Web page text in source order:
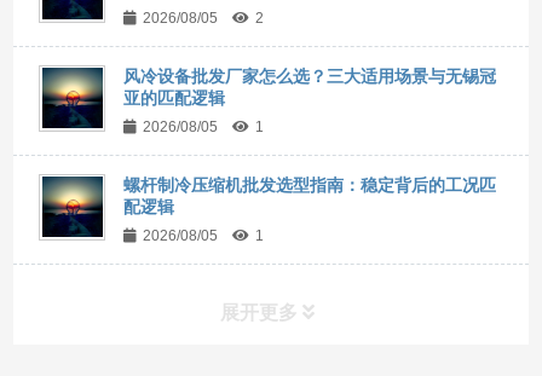
2026/08/05 2
风冷设备批发厂家怎么选？三大适用场景与无锡冠
亚的匹配逻辑
2026/08/05 1
螺杆制冷压缩机批发选型指南：稳定背后的工况匹
配逻辑
2026/08/05 1
展开更多